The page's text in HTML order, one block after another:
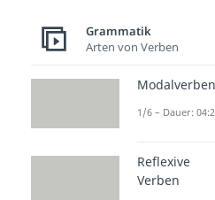
Grammatik
Arten von Verben
Modalverben
1/6 – Dauer:
Reflexive
Verben